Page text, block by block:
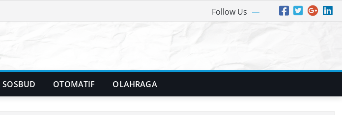
Follow Us
SOSBUD OTOMATIF OLAHRAGA